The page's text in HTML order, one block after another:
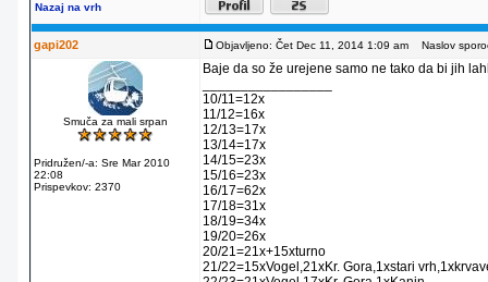
Nazaj na vrh
gapi202 Objavljeno: Čet Dec 11, 2014 1:09 am Naslov
Smuča za mali srpan
Pridružen/-a: Sre Mar 2010
22:08
Prispevkov: 2370
Baje da so že urejene samo ne tako da bi jih
10/11=12x
11/12=16x
12/13=17x
13/14=17x
14/15=23x
15/16=23x
16/17=62x
17/18=31x
18/19=34x
19/20=26x
20/21=21x+15xturno
21/22=15xVogel,21xKr. Gora,1xstari